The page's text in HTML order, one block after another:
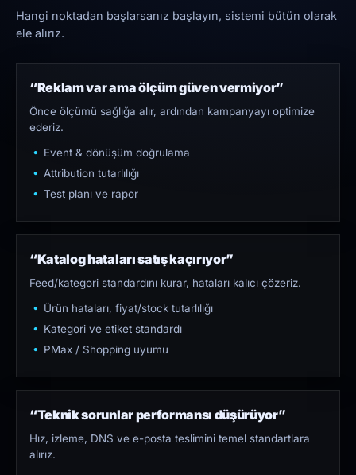
Hangi noktadan başlarsanız başlayın, sistemi bütün olarak
ele alırız.
“Reklam var ama ölçüm güven vermiyor”
Önce ölçümü sağlığa alır, ardından kampanyayı optimize
ederiz.
Event & dönüşüm doğrulama
Attribution tutarlılığı
Test planı ve rapor
“Katalog hataları satış kaçırıyor”
Feed/kategori standardını kurar, hataları kalıcı çözeriz.
Ürün hataları, fiyat/stock tutarlılığı
Kategori ve etiket standardı
PMax / Shopping uyumu
“Teknik sorunlar performansı düşürüyor”
Hız, izleme, DNS ve e-posta teslimini temel standartlara
alırız.